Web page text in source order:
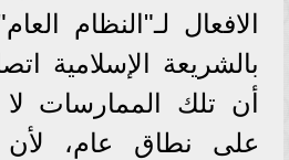
الافعال لـ"النظام
بالشريعة الإسلامية
أن تلك الممارسات
على نطاق عام،